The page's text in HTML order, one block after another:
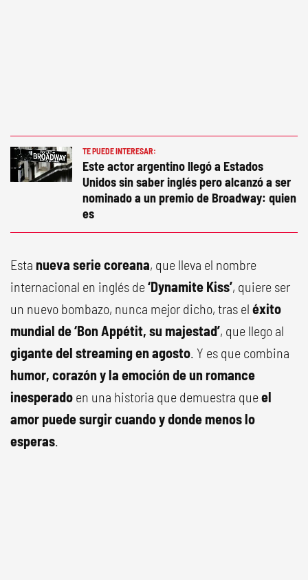
TE PUEDE INTERESAR:
Este actor argentino llegó a Estados
Unidos sin saber inglés pero alcanzó a ser
nominado a un premio de Broadway: quien
es
Esta nueva serie coreana, que lleva el nombre
internacional en inglés de‘Dynamite Kiss’, quiere ser
un nuevo bombazo, nunca mejor dicho, tras el éxito
mundial de ‘Bon Appétit, su majestad’, que llego al
gigante del streaming en agosto. Y es que combina
humor, corazón y la emoción de un romance
inesperado en una historia que demuestra queel
amor puede surgir cuando y donde menos lo
esperas.